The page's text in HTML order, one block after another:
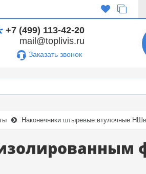
+7 (499) 113-42-20
mail@toplivis.ru
Заказать звонок
Наконечники штыревые втулочные